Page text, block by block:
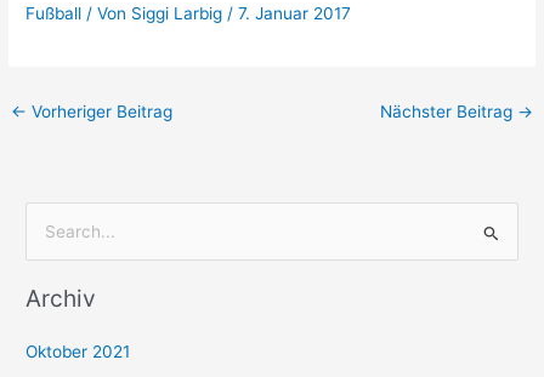
Fußball / Von Siggi Larbig/7. Januar 2017
← Vorheriger Beitrag Nächster Beitrag →
c
Archiv
Oktober 2021